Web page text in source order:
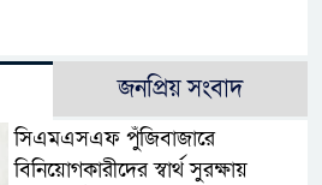
জনপ্রিয় সংবাদ
সিএমএসএফ পুঁজিবাজারে
বিনিয়োগকারীদের স্বার্থ সুরক্ষায়